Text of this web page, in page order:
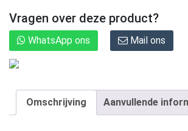
Vragen over deze product?
WhatsApp ons Mail ons
Omschrijving Aanvullende